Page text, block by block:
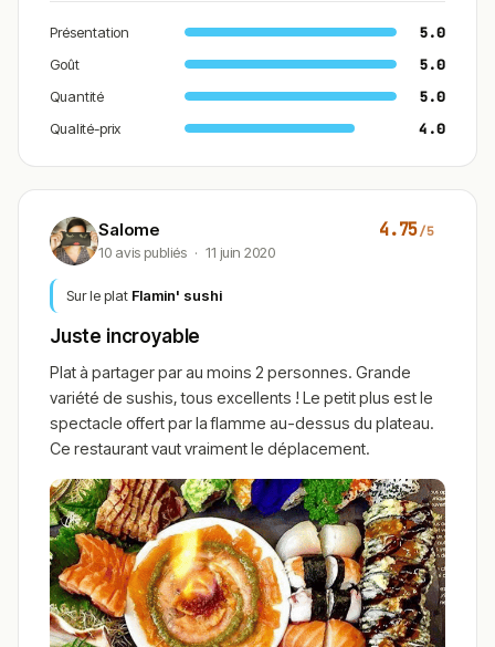
Présentation 5.0
Goût 5.0
Quantité 5.0
Qualité-prix 4.0
Salome
10 avis publiés · 11 juin 2020
4.75/5
Sur le plat Flamin' sushi
Juste incroyable
Plat à partager par au moins 2 personnes. Grande
variété de sushis, tous excellents ! Le petit plus est le
spectacle offert par la flamme au-dessus du plateau.
Ce restaurant vaut vraiment le déplacement.